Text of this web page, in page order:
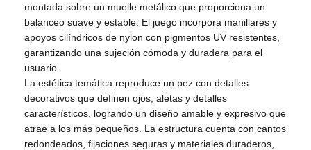
montada sobre un muelle metálico que proporciona un
balanceo suave y estable. El juego incorpora manillares y
apoyos cilíndricos de nylon con pigmentos UV resistentes,
garantizando una sujeción cómoda y duradera para el
usuario.
La estética temática reproduce un pez con detalles
decorativos que definen ojos, aletas y detalles
característicos, logrando un diseño amable y expresivo que
atrae a los más pequeños. La estructura cuenta con cantos
redondeados, fijaciones seguras y materiales duraderos,